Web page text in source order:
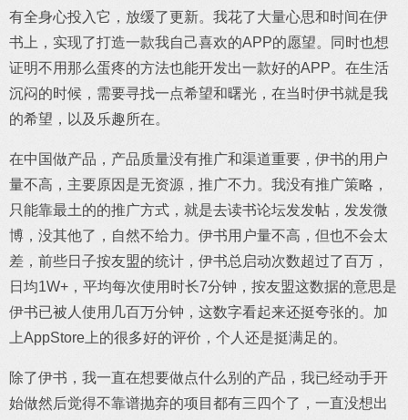
有全身心投入它，放缓了更新。我花了大量心思和时间在伊
书上，实现了打造一款我自己喜欢的APP的愿望。同时也想
证明不用那么蛋疼的方法也能开发出一款好的APP。在生活
沉闷的时候，需要寻找一点希望和曙光，在当时伊书就是我
的希望，以及乐趣所在。
在中国做产品，产品质量没有推广和渠道重要，伊书的用户
量不高，主要原因是无资源，推广不力。我没有推广策略，
只能靠最土的的推广方式，就是去读书论坛发发帖，发发微
博，没其他了，自然不给力。伊书用户量不高，但也不会太
差，前些日子按友盟的统计，伊书总启动次数超过了百万，
日均1W+，平均每次使用时长7分钟，按友盟这数据的意思是
伊书已被人使用几百万分钟，这数字看起来还挺夸张的。加
上AppStore上的很多好的评价，个人还是挺满足的。
除了伊书，我一直在想要做点什么别的产品，我已经动手开
始做然后觉得不靠谱抛弃的项目都有三四个了，一直没想出